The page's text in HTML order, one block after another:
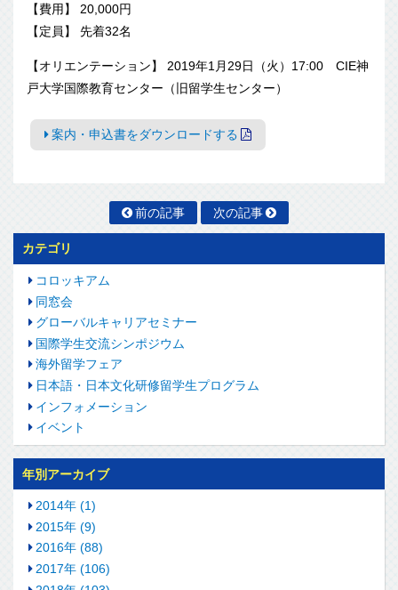
【費用】 20,000円
【定員】 先着32名
【オリエンテーション】 2019年1月29日（火）17:00 CIE神
戸大学国際教育センター（旧留学生センター）
案内・申込書をダウンロードする
前の記事 次の記事
カテゴリ
コロッキアム
同窓会
グローバルキャリアセミナー
国際学生交流シンポジウム
海外留学フェア
日本語・日本文化研修留学生プログラム
インフォメーション
イベント
年別アーカイブ
2014年 (1)
2015年 (9)
2016年 (88)
2017年 (106)